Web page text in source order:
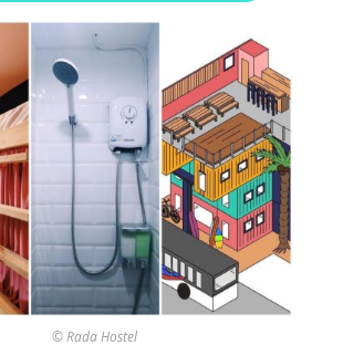
© Rada Hostel